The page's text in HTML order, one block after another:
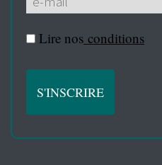
Lire nos conditions